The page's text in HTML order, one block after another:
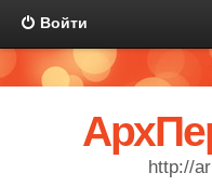
Войти
http://